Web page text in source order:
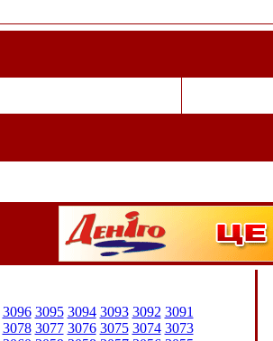
3096 3095 3094 3093 3092 3091
3078 3077 3076 3075 3074 3073